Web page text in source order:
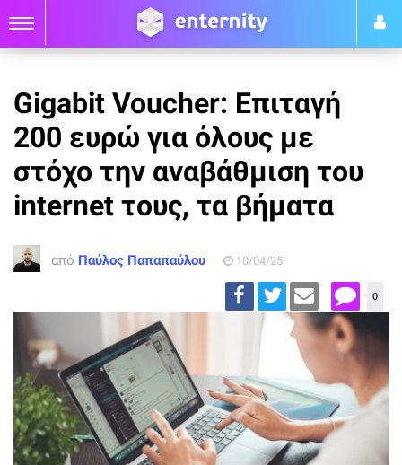
Gigabit Voucher: Επιταγή
200 ευρώ για όλους με
στόχο την αναβάθμιση του
internet τους, τα βήματα
από Παύλος Παπαπαύλου 10/04/25
0